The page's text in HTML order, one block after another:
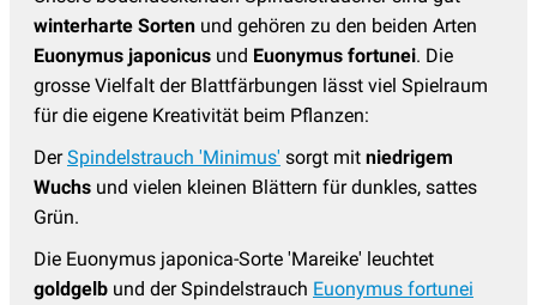
winterharte Sorten und gehören zu den beiden Arten
Euonymus japonicus und Euonymus fortunei. Die
grosse Vielfalt der Blattfärbungen lässt viel Spielraum
für die eigene Kreativität beim Pflanzen:
DerSpindelstrauch 'Minimus' sorgt mit niedrigem
Wuchs und vielen kleinen Blättern für dunkles, sattes
Grün.
Die Euonymus japonica-Sorte 'Mareike' leuchtet
goldgelb und der Spindelstrauch Euonymus fortunei